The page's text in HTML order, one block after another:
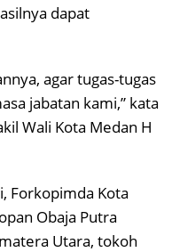
dapat
agar tugas-tugas
jabatan kami,” kata
Wali Kota Medan H
Forkopimda Kota
Obaja Putra
Utara, tokoh